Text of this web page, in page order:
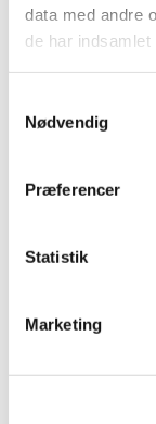
data med andre
de har
Nødvendig
Præferencer
Statistik
Marketing